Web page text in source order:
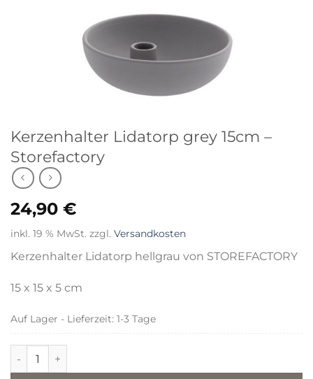
Kerzenhalter Lidatorp grey 15cm –
Storefactory
24,90 €
inkl. 19 % MwSt. zzgl. Versandkosten
Kerzenhalter Lidatorp hellgrau von STOREFACTORY
15 x 15 x 5 cm
Auf Lager - Lieferzeit: 1-3 Tage
Kerzenhalter Lidatorp grey 15cm - Storefactory Menge